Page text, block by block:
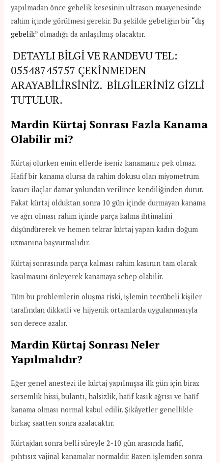
yapılmadan önce gebelik kesesinin ultrason muayenesinde
rahim içinde görülmesi gerekir. Bu şekilde gebeliğin bir “dış
gebelik” olmadığı da anlaşılmış olacaktır.
DETAYLI BİLGİ VE RANDEVU TEL:
05548745757 ÇEKİNMEDEN
ARAYABİLİRSİNİZ. BİLGİLERİNİZ GİZLİ
TUTULUR.
Mardin Kürtaj Sonrası Fazla Kanama
Olabilir mi?
Kürtaj olurken emin ellerde iseniz kanamanız pek olmaz.
Hafif bir kanama olursa da rahim dokusu olan miyometrum
kasıcı ilaçlar damar yolundan verilince kendiliğinden durur.
Fakat kürtaj olduktan sonra 10 gün içinde durmayan kanama
ve ağrı olması rahim içinde parça kalma ihtimalini
düşündürerek ve hemen tekrar kürtaj yapan kadın doğum
uzmanına başvurmalıdır.
Kürtaj sonrasında parça kalması rahim kasının tam olarak
kasılmasını önleyerek kanamaya sebep olabilir.
Tüm bu problemlerin oluşma riski, işlemin tecrübeli kişiler
tarafından dikkatli ve hijyenik ortamlarda uygulanmasıyla
son derece azalır.
Mardin Kürtaj Sonrası Neler
Yapılmalıdır?
Eğer genel anestezi ile kürtaj yapılmışsa ilk gün için biraz
sersemlik hissi, bulantı, halsizlik, hafif kasık ağrısı ve hafif
kanama olması normal kabul edilir. Şikâyetler genellikle
birkaç saatten sonra azalacaktır.
Kürtajdan sonra belli süreyle 2-10 gün arasında hafif,
pıhtısız vajinal kanamalar normaldir. Bazen işlemden sonra